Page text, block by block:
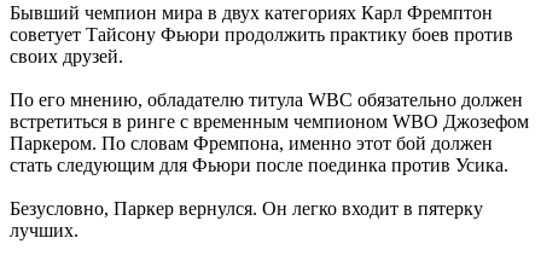
Бывший чемпион мира в двух категориях Карл Фремптон
советует Тайсону Фьюри продолжить практику боев против
своих друзей.
По его мнению, обладателю титула WBC обязательно должен
встретиться в ринге с временным чемпионом WBO Джозефом
Паркером. По словам Фремпона, именно этот бой должен
стать следующим для Фьюри после поединка против Усика.
Безусловно, Паркер вернулся. Он легко входит в пятерку
лучших.